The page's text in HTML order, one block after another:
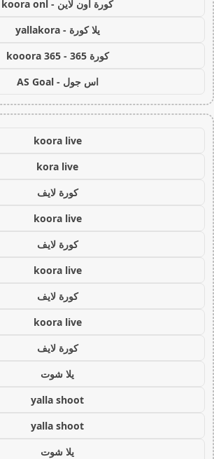
كورة اون لاين - koora onl
يلا كورة - yallakora
كورة 365 - kooora 365
اس جول - AS Goal
koora live
kora live
كورة لايف
koora live
كورة لايف
koora live
كورة لايف
koora live
كورة لايف
يلا شوت
yalla shoot
yalla shoot
يلا شوت